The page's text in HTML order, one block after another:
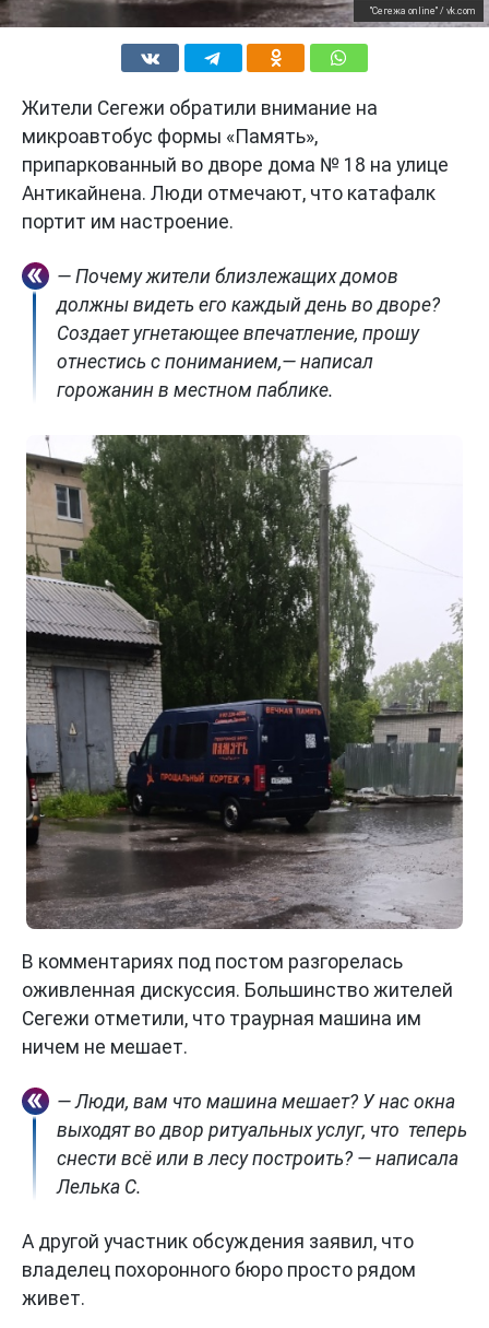
"Сегежа online" / vk.com
Жители Сегежи обратили внимание на
микроавтобус формы «Память»,
припаркованный во дворе дома № 18 на улице
Антикайнена. Люди отмечают, что катафалк
портит им настроение.
— Почему жители близлежащих домов
должны видеть его каждый день во дворе?
Создает угнетающее впечатление, прошу
отнестись с пониманием,— написал
горожанин в местном паблике.
В комментариях под постом разгорелась
оживленная дискуссия. Большинство жителей
Сегежи отметили, что траурная машина им
ничем не мешает.
— Люди, вам что машина мешает? У нас окна
выходят во двор ритуальных услуг, что теперь
снести всё или в лесу построить? — написала
Лелька С.
А другой участник обсуждения заявил, что
владелец похоронного бюро просто рядом
живет.